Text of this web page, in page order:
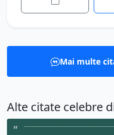
Mai multe
Alte citate celebre